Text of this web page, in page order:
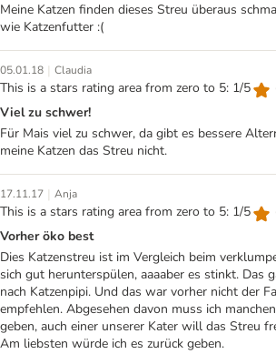
Meine Katzen finden dieses Streu überaus
wie Katzenfutter :(
05.01.18 | Claudia
This is a stars rating area from zero to 5: 1/5
Viel zu schwer!
Für Mais viel zu schwer, da gibt es bessere
meine Katzen das Streu nicht.
17.11.17 | Anja
This is a stars rating area from zero to 5: 1/5
Vorher öko best
Dies Katzenstreu ist im Vergleich beim
sich gut herunterspülen, aaaaber es stinkt. Das
nach Katzenpipi. Und das war vorher nicht der
empfehlen. Abgesehen davon muss ich
geben, auch einer unserer Kater will das Streu
Am liebsten würde ich es zurück geben.